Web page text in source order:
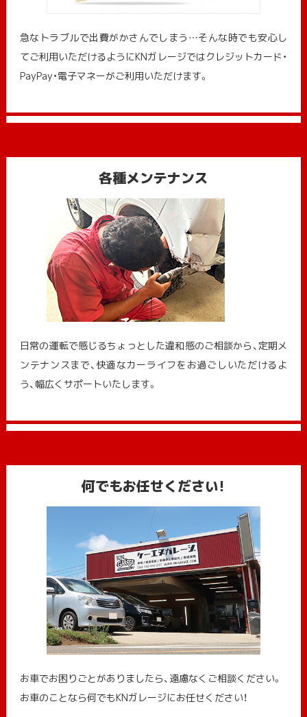
急なトラブルで出費がかさんでしまう…そんな時でも安心し
てご利用いただけるようにKNガレージではクレジットカード・
PayPay・電子マネーがご利用いただけます。
各種メンテナンス
日常の運転で感じるちょっとした違和感のご相談から、定期メ
ンテナンスまで、快適なカーライフをお過ごしいただけるよ
う、幅広くサポートいたします。
何でもお任せください!
お車でお困りごとがありましたら、遠慮なくご相談ください。
お車のことなら何でもKNガレージにお任せください！